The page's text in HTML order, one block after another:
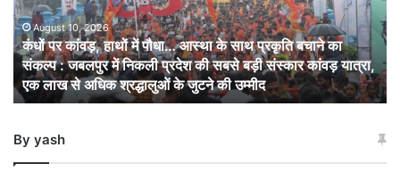
पौधा…
आस्था
के
साथ
प्रकृति
बचाने
संकल्प
August 10, 2026
कंधों पर कांवड़, हाथों में पौधा… आस्था के साथ प्रकृति बचाने का
संकल्प : जबलपुर में निकली प्रदेश की सबसे बड़ी संस्कार कांवड़ यात्रा,
एक लाख से अधिक श्रद्धालुओं के जुटने की उम्मीद
By yash